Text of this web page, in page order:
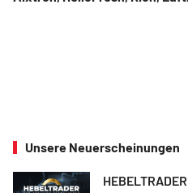
Unsere Neuerscheinungen